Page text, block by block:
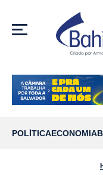
MENU
POLÍTICAECONOMIA